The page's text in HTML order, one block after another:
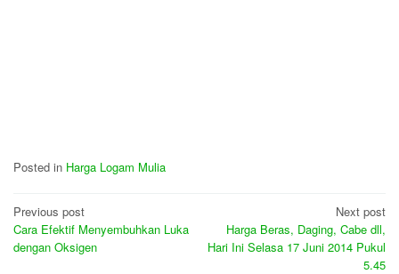
Posted in Harga Logam Mulia
Post
navigation
Previous post
Cara Efektif Menyembuhkan Luka
dengan Oksigen
Next post
Harga Beras, Daging, Cabe dll,
Hari Ini Selasa 17 Juni 2014 Pukul
5.45